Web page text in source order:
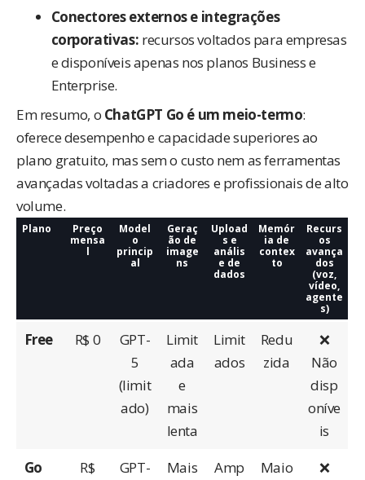
Conectores externos e integrações
corporativas: recursos voltados para empresas
e disponíveis apenas nos planos Business e
Enterprise.
Em resumo, o ChatGPT Go é um meio-termo:
oferece desempenho e capacidade superiores ao
plano gratuito, mas sem o custo nem as ferramentas
avançadas voltadas a criadores e profissionais de alto
volume.
Plano
Preço
mensa
l
Model
o
princip
al
Geraç
ão de
image
ns
Upload
s e
anális
e de
dados
Memór
ia de
contex
to
Recurs
os
avança
dos
(voz,
vídeo,
agente
s)
Free R$ 0
GPT-
5
(limit
ado)
Limit
ada
e
mais
lenta
Limit
ados
Redu
zida
❌
Não
disp
oníve
is
Go
R$
GPT-
Mais
Amp
Maio
❌